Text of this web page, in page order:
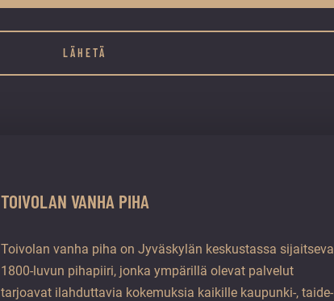
TOIVOLAN VANHA PIHA
Toivolan vanha piha on Jyväskylän keskustassa sijaitseva
1800-luvun pihapiiri, jonka ympärillä olevat palvelut
tarjoavat ilahduttavia kokemuksia kaikille kaupunki-, taide-